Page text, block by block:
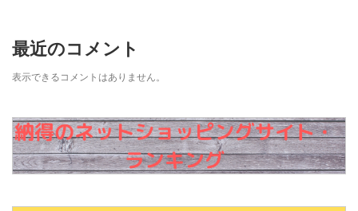
最近のコメント
表示できるコメントはありません。